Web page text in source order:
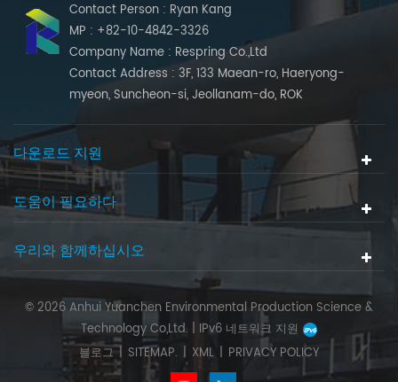
Contact Person : Ryan Kang
MP : +82-10-4842-3326
Company Name : Respring Co.,Ltd
Contact Address : 3F, 133 Maean-ro, Haeryong-
myeon, Suncheon-si, Jeollanam-do, ROK
다운로드 지원
도움이 필요하다
우리와 함께하십시오
© 2026 Anhui Yuanchen Environmental Production Science &
Technology Co,Ltd. | IPv6 네트워크 지원
블로그 | SITEMAP. | XML | PRIVACY POLICY